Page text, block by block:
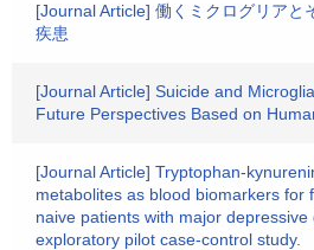
[Journal Article] 働くミクログリアと
疾患
[Journal Article] Suicide and
Future Perspectives Based on
[Journal Article] Tryptophan-
metabolites as blood biomarkers for
naive patients with major depressive
exploratory pilot case-control study.